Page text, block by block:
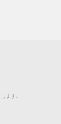
ます。